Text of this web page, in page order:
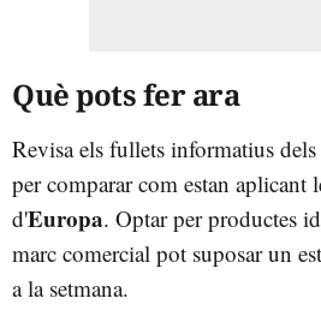
Què pots fer ara
Revisa els fullets informatius dels
per comparar com estan aplicant
d'Europa. Optar per productes
marc comercial pot suposar un
a la setmana.